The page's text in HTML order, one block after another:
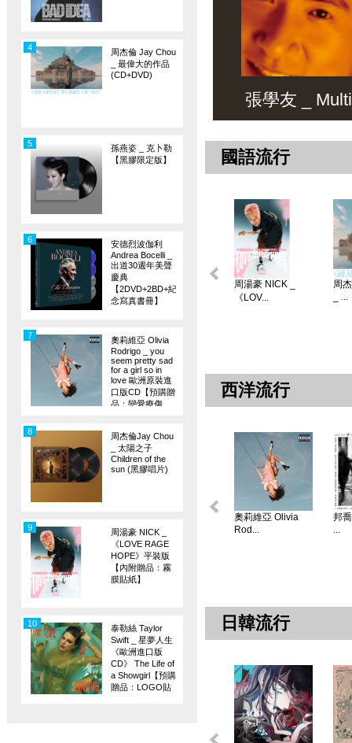
周杰倫 Jay Chou
_ 最偉大的作品
(CD+DVD)
4
孫燕姿 _ 克卜勒
【黑膠限定版】
5
安德烈波伽利
Andrea Bocelli _
出道30週年美聲
慶典
【2DVD+2BD+紀
念寫真書冊】
6
奧莉維亞 Olivia
Rodrigo _ you
seem pretty sad
for a girl so in
love 歐洲原裝進
口版CD【預購贈
品：戀愛療傷
7
周杰倫Jay Chou
_ 太陽之子
Children of the
sun (黑膠唱片)
8
周湯豪 NICK _
《LOVE RAGE
HOPE》平裝版
【內附贈品：霧
膜貼紙】
9
泰勒絲 Taylor
Swift _ 星夢人生
《歐洲進口版
CD》 The Life of
a Showgirl【預購
贈品：LOGO貼
10
張學友 _
國語流行
周湯豪 NICK _
《LOV...
周
_ ...
西洋流行
奧莉維亞 Olivia
Rod...
邦
...
日韓流行